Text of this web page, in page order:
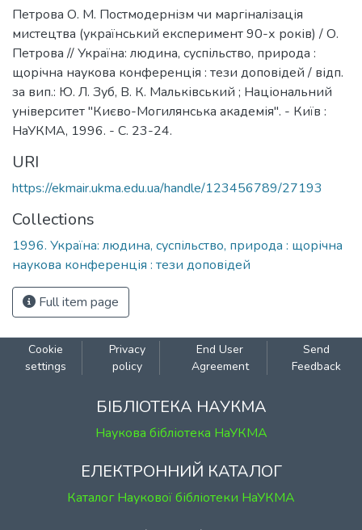
Петрова О. М. Постмодернізм чи маргіналізація
мистецтва (український експеримент 90-х років) / О.
Петрова // Україна: людина, суспільство, природа :
щорічна наукова конференція : тези доповідей / відп.
за вип.: Ю. Л. Зуб, В. К. Мальківський ; Національний
університет "Києво-Могилянська академія". - Київ :
НаУКМА, 1996. - С. 23-24.
URI
https://ekmair.ukma.edu.ua/handle/123456789/27193
Collections
1996. Україна: людина, суспільство, природа : щорічна
наукова конференція : тези доповідей
Full item page
Cookie
settings
Privacy
policy
End User
Agreement
Send
Feedback
БІБЛІОТЕКА НАУКМА
Наукова бібліотека НаУКМА
ЕЛЕКТРОННИЙ КАТАЛОГ
Каталог Наукової бібліотеки НаУКМА